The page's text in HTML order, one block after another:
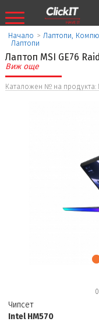
Начало > Лаптопи,
Лаптопи
Лаптоп MSI GE76
Виж още
Каталожен № на продукта:
Чипсет
Intel HM570